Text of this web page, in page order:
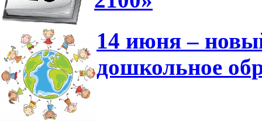
14 июня –
дошкольное